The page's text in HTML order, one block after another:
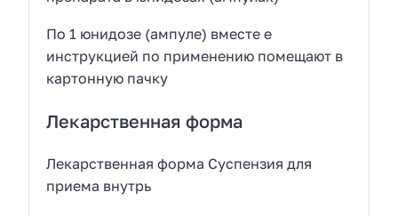
По 1 юнидозе (ампуле) вместе е
инструкцией по применению помещают в
картонную пачку
Лекарственная форма
Лекарственная форма Суспензия для
приема внутрь